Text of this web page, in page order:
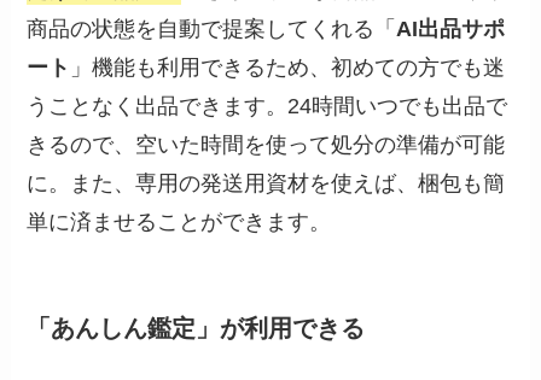
商品の状態を自動で提案してくれる「 AI出品サポ
ート 」機能も利用できるため、初めての方でも迷
うことなく出品できます。24時間いつでも出品で
きるので、空いた時間を使って処分の準備が可能
に。また、専用の発送用資材を使えば、梱包も簡
単に済ませることができます。
「あんしん鑑定」が利用できる